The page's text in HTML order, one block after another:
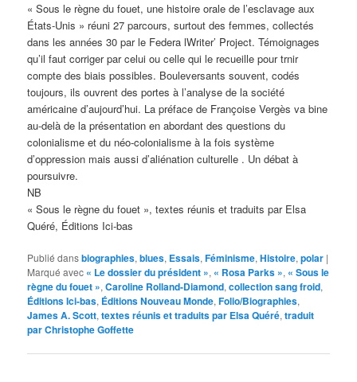
« Sous le règne du fouet, une histoire orale de l’esclavage aux
États-Unis » réuni 27 parcours, surtout des femmes, collectés
dans les années 30 par le Federa lWriter’ Project. Témoignages
qu’il faut corriger par celui ou celle qui le recueille pour trnir
compte des biais possibles. Bouleversants souvent, codés
toujours, ils ouvrent des portes à l’analyse de la société
américaine d’aujourd’hui. La préface de Françoise Vergès va bine
au-delà de la présentation en abordant des questions du
colonialisme et du néo-colonialisme à la fois système
d’oppression mais aussi d’aliénation culturelle . Un débat à
poursuivre.
NB
« Sous le règne du fouet », textes réunis et traduits par Elsa
Quéré, Éditions Ici-bas
Publié dansbiographies,blues, Essais,Féminisme,Histoire,polar |
Marqué avec « Le dossier du président », « Rosa Parks », « Sous le
règne du fouet »,Caroline Rolland-Diamond,collection sang froid,
Éditions Ici-bas, Éditions Nouveau Monde,Folio/Biographies,
James A. Scott,textes réunis et traduits par Elsa Quéré,traduit
par Christophe Goffette